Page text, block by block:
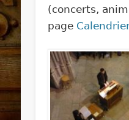
(concerts,
page